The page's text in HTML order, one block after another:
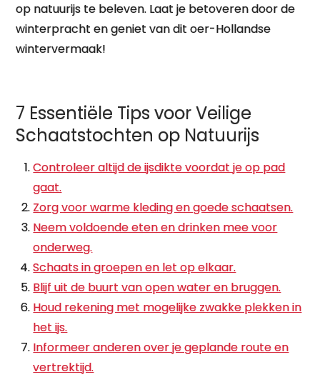
op natuurijs te beleven. Laat je betoveren door de
winterpracht en geniet van dit oer-Hollandse
wintervermaak!
7 Essentiële Tips voor Veilige
Schaatstochten op Natuurijs
Controleer altijd de ijsdikte voordat je op pad
gaat.
Zorg voor warme kleding en goede schaatsen.
Neem voldoende eten en drinken mee voor
onderweg.
Schaats in groepen en let op elkaar.
Blijf uit de buurt van open water en bruggen.
Houd rekening met mogelijke zwakke plekken in
het ijs.
Informeer anderen over je geplande route en
vertrektijd.